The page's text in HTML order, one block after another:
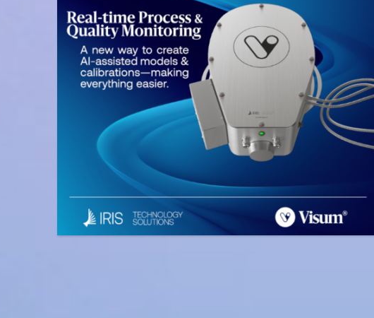
processus et qualité